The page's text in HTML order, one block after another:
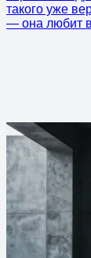
такого уже
— она любит